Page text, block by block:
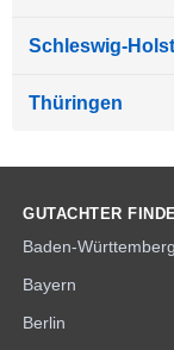
Schleswig-
Thüringen
GUTACHTER
Baden-Württemberg
Bayern
Berlin